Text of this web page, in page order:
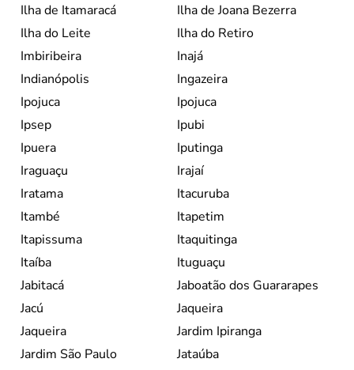
Ilha de Itamaracá
Ilha de Joana Bezerra
Ilha do Leite
Ilha do Retiro
Imbiribeira
Inajá
Indianópolis
Ingazeira
Ipojuca
Ipojuca
Ipsep
Ipubi
Ipuera
Iputinga
Iraguaçu
Irajaí
Iratama
Itacuruba
Itambé
Itapetim
Itapissuma
Itaquitinga
Itaíba
Ituguaçu
Jabitacá
Jaboatão dos Guararapes
Jacú
Jaqueira
Jaqueira
Jardim Ipiranga
Jardim São Paulo
Jataúba